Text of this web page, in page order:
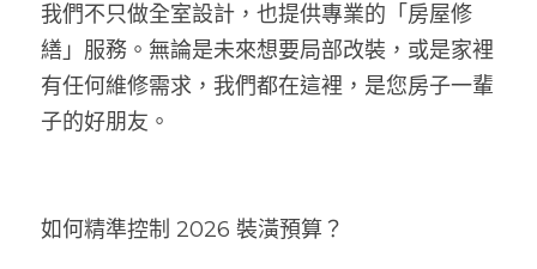
我們不只做全室設計，也提供專業的「房屋修
繕」服務。無論是未來想要局部改裝，或是家裡
有任何維修需求，我們都在這裡，是您房子一輩
子的好朋友。
如何精準控制 2026 裝潢預算？